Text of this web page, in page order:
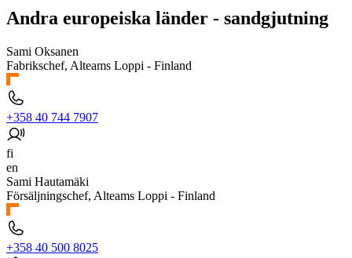
Andra europeiska länder - sandgjutning
Sami Oksanen
Fabrikschef, Alteams Loppi - Finland
+358 40 744 7907
fi
en
Sami Hautamäki
Försäljningschef, Alteams Loppi - Finland
+358 40 500 8025